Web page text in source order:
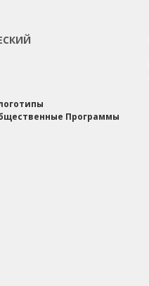
Программы